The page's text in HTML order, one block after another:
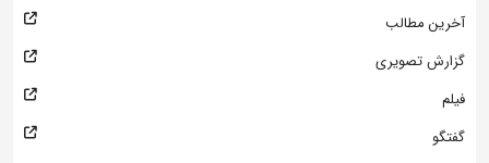
آخرین مطالب
گزارش تصویری
فیلم
گفتگو